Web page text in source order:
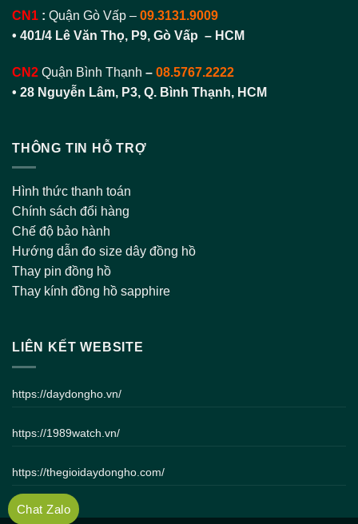
CN1 : Quận Gò Vấp – 09.3131.9009
• 401/4 Lê Văn Thọ, P9, Gò Vấp – HCM
CN2 Quận Bình Thạnh – 08.5767.2222
• 28 Nguyễn Lâm, P3, Q. Bình Thạnh, HCM
THÔNG TIN HỖ TRỢ
Hình thức thanh toán
Chính sách đổi hàng
Chế độ bảo hành
Hướng dẫn đo size dây đồng hồ
Thay pin đồng hồ
Thay kính đồng hồ sapphire
LIÊN KẾT WEBSITE
https://daydongho.vn/
https://1989watch.vn/
https://thegioidaydongho.com/
Chat Zalo